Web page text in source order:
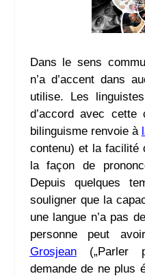
Dans le sens
n’a d’accent dans
utilise. Les
d’accord avec
bilinguisme renvoie à
contenu) et la facilité
la façon de
Depuis quelques
souligner que la
une langue n’a pas
personne peut
Grosjean(„Parler
demande de ne plus